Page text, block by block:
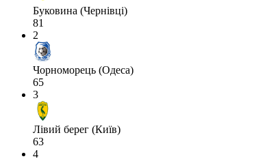
Буковина (Чернівці)
81
2
Чорноморець (Одеса)
65
3
Лівий берег (Київ)
63
4